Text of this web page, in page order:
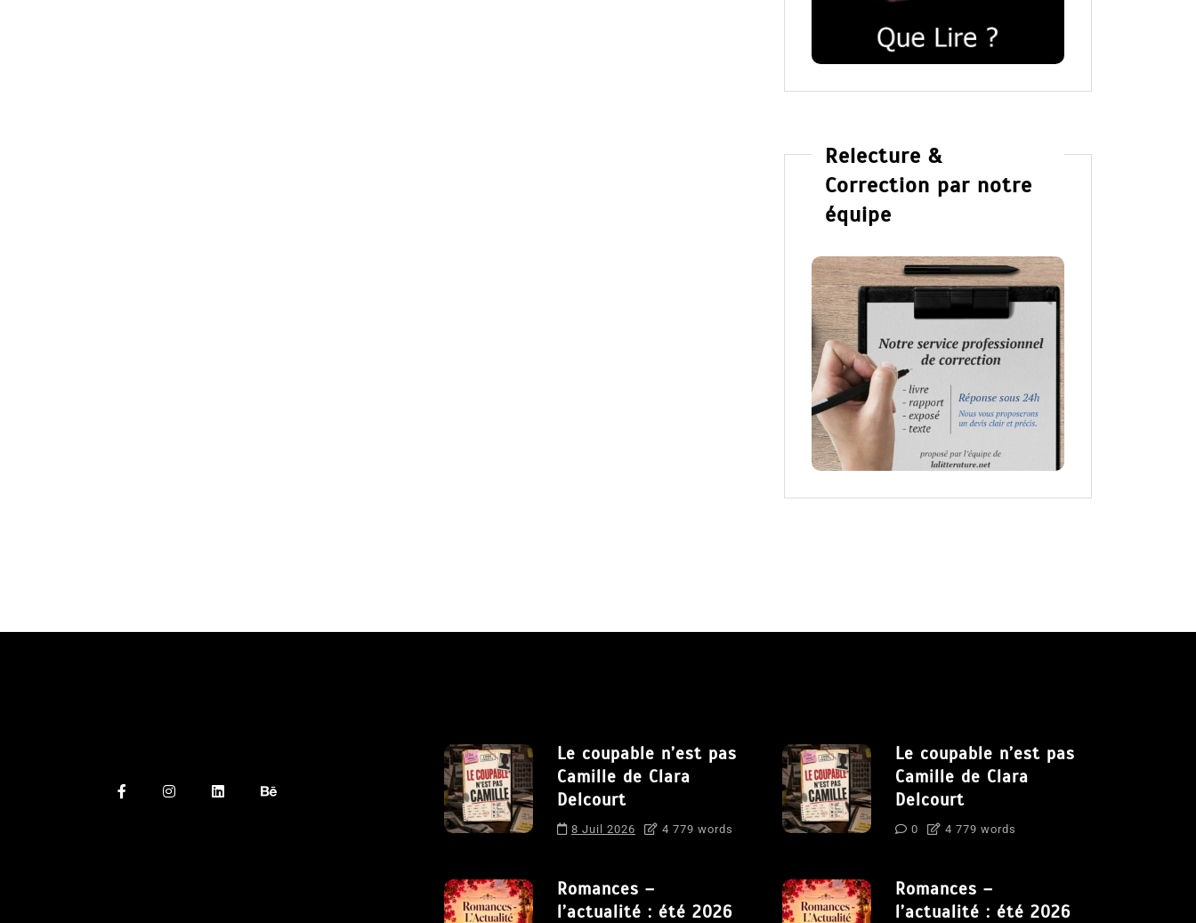
Relecture &
Correction par notre
équipe
Le coupable n’est pas
Camille de Clara
Delcourt
8 Juil 2026 4 779 words
Romances –
l’actualité : été 2026
Le coupable n’est pas
Camille de Clara
Delcourt
0 4 779 words
Romances –
l’actualité : été 2026